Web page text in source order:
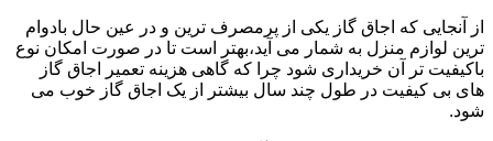
از آنجایی که اجاق گاز یکی از پرمصرف ترین و در عین حال بادوام
ترین لوازم منزل به شمار می آید،بهتر است تا در صورت امکان نوع
باکیفیت تر آن خریداری شود چرا که گاهی هزینه تعمیر اجاق گاز
های بی کیفیت در طول چند سال بیشتر از یک اجاق گاز خوب می
شود.